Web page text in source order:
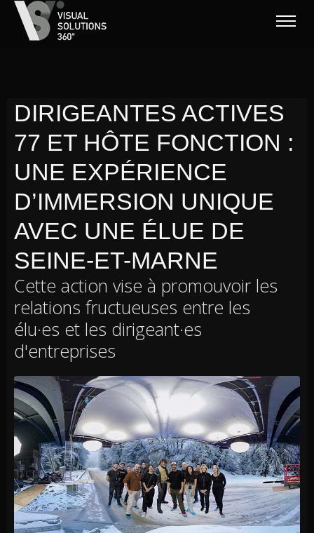
DIRIGEANTES ACTIVES
77 ET HÔTE FONCTION :
UNE EXPÉRIENCE
D’IMMERSION UNIQUE
AVEC UNE ÉLUE DE
SEINE-ET-MARNE
Cette action vise à promouvoir les
relations fructueuses entre les
élu·es et les dirigeant·es
d'entreprises